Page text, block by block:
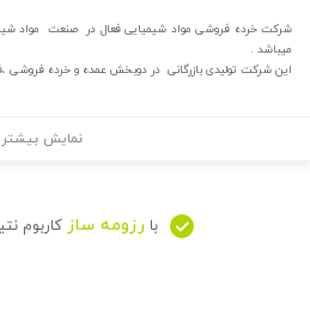
شرکت خرده فروشی مواد شیمیایی فعال در صنعت مواد
میباشد .
این شرکت تولیدی بازرگانی در دوبخش عمده و خرده فروشی
نمایش بیشتر
با رزومه ساز کاربوم